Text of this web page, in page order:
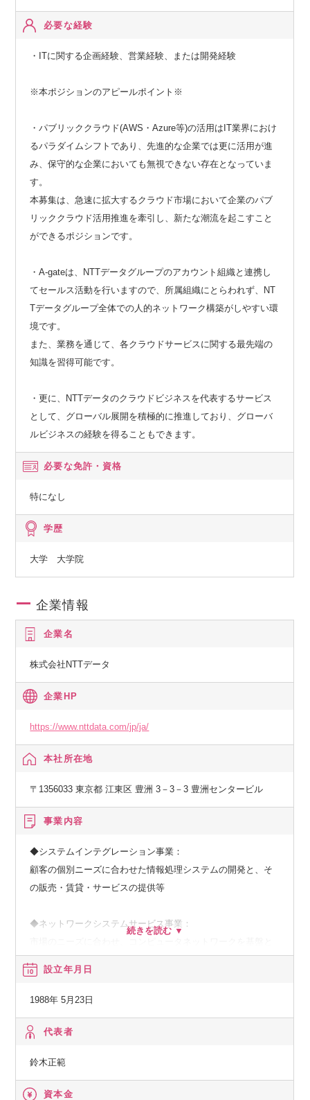
必要な経験
・ITに関する企画経験、営業経験、または開発経験
※本ポジションのアピールポイント※
・パブリッククラウド(AWS・Azure等)の活用はIT業界におけ
るパラダイムシフトであり、先進的な企業では更に活用が進
み、保守的な企業においても無視できない存在となっていま
す。
本募集は、急速に拡大するクラウド市場において企業のパブ
リッククラウド活用推進を牽引し、新たな潮流を起こすこと
ができるポジションです。
・A-gateは、NTTデータグループのアカウント組織と連携し
てセールス活動を行いますので、所属組織にとらわれず、NT
Tデータグループ全体での人的ネットワーク構築がしやすい環
境です。
また、業務を通じて、各クラウドサービスに関する最先端の
知識を習得可能です。
・更に、NTTデータのクラウドビジネスを代表するサービス
として、グローバル展開を積極的に推進しており、グローバ
ルビジネスの経験を得ることもできます。
必要な免許・資格
特になし
学歴
大学 大学院
企業情報
企業名
株式会社NTTデータ
企業HP
https://www.nttdata.com/jp/ja/
本社所在地
〒1356033 東京都 江東区 豊洲 3－3－3 豊洲センタービル
事業内容
◆システムインテグレーション事業：
顧客の個別ニーズに合わせた情報処理システムの開発と、そ
の販売・賃貸・サービスの提供等
◆ネットワークシステムサービス事業：
◆その他の事業：
ムの在り方に係わる企画・提案、保守・ファシリティマネジ
設立年月日
1988年 5月23日
代表者
鈴木正範
資本金